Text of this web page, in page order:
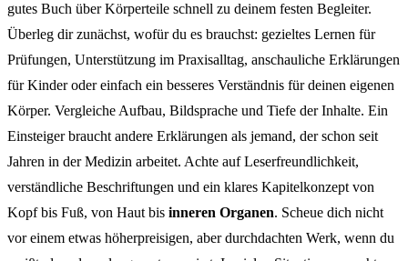
gutes Buch über Körperteile schnell zu deinem festen Begleiter.
Überleg dir zunächst, wofür du es brauchst: gezieltes Lernen für
Prüfungen, Unterstützung im Praxisalltag, anschauliche Erklärungen
für Kinder oder einfach ein besseres Verständnis für deinen eigenen
Körper. Vergleiche Aufbau, Bildsprache und Tiefe der Inhalte. Ein
Einsteiger braucht andere Erklärungen als jemand, der schon seit
Jahren in der Medizin arbeitet. Achte auf Leserfreundlichkeit,
verständliche Beschriftungen und ein klares Kapitelkonzept von
Kopf bis Fuß, von Haut bis inneren Organen. Scheue dich nicht
vor einem etwas höherpreisigen, aber durchdachten Werk, wenn du